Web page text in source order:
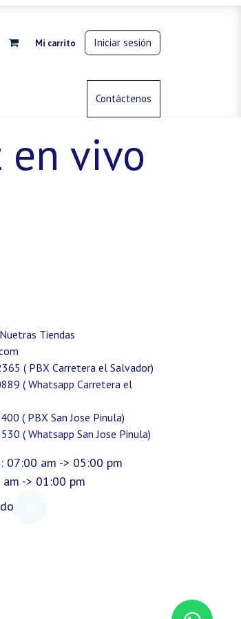
Mi carrito Iniciar sesión
Control de animalesContáctenos
en vivo
Tiendas
( PBX Carretera el Salvador)
( Whatsapp Carretera el
( PBX San Jose Pinula)
( Whatsapp San Jose Pinula)
07:00 am -> 05:00 pm
-> 01:00 pm